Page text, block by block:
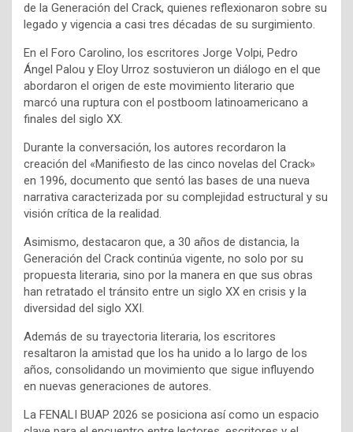
de la Generación del Crack, quienes reflexionaron sobre su
legado y vigencia a casi tres décadas de su surgimiento.
En el Foro Carolino, los escritores Jorge Volpi, Pedro
Ángel Palou y Eloy Urroz sostuvieron un diálogo en el que
abordaron el origen de este movimiento literario que
marcó una ruptura con el postboom latinoamericano a
finales del siglo XX.
Durante la conversación, los autores recordaron la
creación del «Manifiesto de las cinco novelas del Crack»
en 1996, documento que sentó las bases de una nueva
narrativa caracterizada por su complejidad estructural y su
visión crítica de la realidad.
Asimismo, destacaron que, a 30 años de distancia, la
Generación del Crack continúa vigente, no solo por su
propuesta literaria, sino por la manera en que sus obras
han retratado el tránsito entre un siglo XX en crisis y la
diversidad del siglo XXI.
Además de su trayectoria literaria, los escritores
resaltaron la amistad que los ha unido a lo largo de los
años, consolidando un movimiento que sigue influyendo
en nuevas generaciones de autores.
La FENALI BUAP 2026 se posiciona así como un espacio